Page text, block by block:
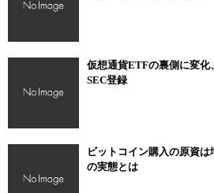
仮想通貨ETFの裏側に変化
SEC登録
ビットコイン購入の原資
の実態とは